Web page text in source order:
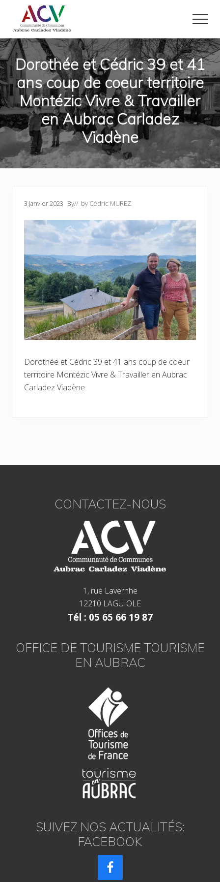
contenu
principal
pied
de
page
Site
officiel
de
la
Communauté
de
Communes
Aubrac
Carladez
Viadène
dans
nord
de
Dorothée et Cédric 39 et 41
ans coup de coeur territoire
Montézic Vivre & Travailler
en Aubrac Carladez
Viadène
3 janvier 2023 By// by Cédric MUREZ
Dorothée et Cédric 39 et 41 ans coup de coeur
territoire Montézic Vivre & Travailler en Aubrac
Carladez Viadène
CONTACTEZ-NOUS
1, rue Lavernhe
12210 LAGUIOLE
Tél : 05 65 66 19 87
OFFICE DE TOURISME TOURISME
EN AUBRAC
SUIVEZ NOS ACTUALITÉS:
FACEBOOK